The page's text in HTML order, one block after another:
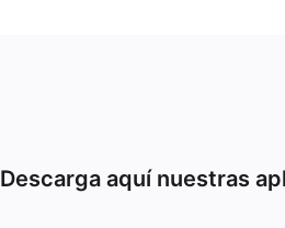
Descarga aquí nuestras